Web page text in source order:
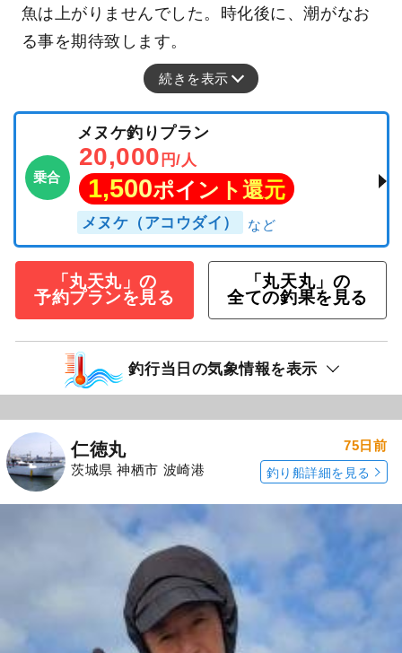
魚は上がりませんでした。時化後に、潮がなお
る事を期待致します。
続きを表示
乗合
メヌケ釣りプラン
20,000 円/人
1,500ポイント還元
メヌケ（アコウダイ）
「丸天丸」の
予約プランを見る
「丸天丸」の
全ての釣果を見る
釣行当日の気象情報を表示
仁徳丸
茨城県 神栖市 波崎港
75日前
釣り船詳細を見る